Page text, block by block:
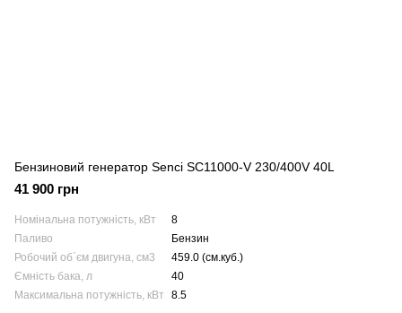
Бензиновий генератор Senci SC11000-V 230/400V 40L
41 900 грн
Номінальна потужність, кВт
8
Паливо
Бензин
Робочий об`єм двигуна, см3
459.0 (см.куб.)
Ємність бака, л
40
Максимальна потужність, кВт
8.5